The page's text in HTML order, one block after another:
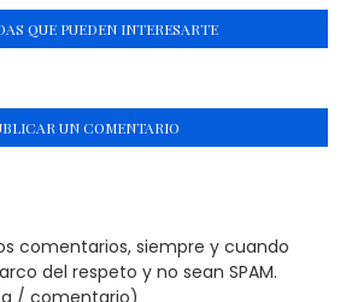
QUE PUEDEN INTERESARTE
UN COMENTARIO
comentarios, siempre y cuando
del respeto y no sean SPAM.